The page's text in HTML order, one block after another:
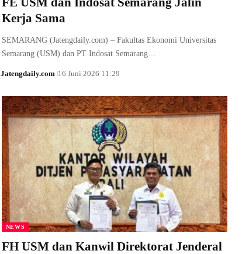
Kerja Sama
SEMARANG (Jatengdaily.com) – Fakultas Ekonomi Universitas
Semarang (USM) dan PT Indosat Semarang…
Jatengdaily.com 16 Juni 2026 11:29
NEWS
FH USM dan Kanwil Direktorat Jenderal